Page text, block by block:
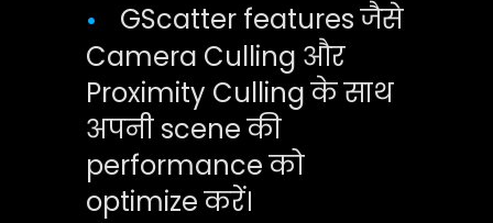
•
GScatter features जैसे
Camera Culling और
Proximity Culling के साथ
अपनी scene की
performance को
optimize करें।